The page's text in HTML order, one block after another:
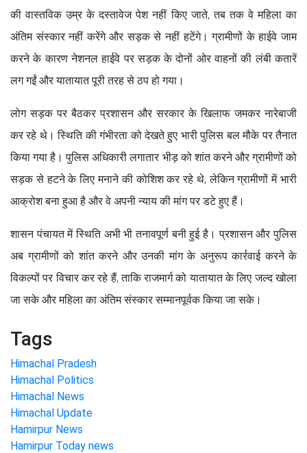
की वास्तविक उम्र के दस्तावेज पेश नहीं किए जाते, तब तक वे महिला का
अंतिम संस्कार नहीं करेंगे और सड़क से नहीं हटेंगे। ग्रामीणों के हाईवे जाम
करने के कारण नेशनल हाईवे पर सड़क के दोनों ओर वाहनों की लंबी कतारें
लग गईं और यातायात पूरी तरह से ठप हो गया।
लोग सड़क पर बैठकर प्रशासन और सरकार के खिलाफ जमकर नारेबाजी
कर रहे थे। स्थिति की गंभीरता को देखते हुए भारी पुलिस बल मौके पर तैनात
किया गया है। पुलिस अधिकारी लगातार भीड़ को शांत करने और ग्रामीणों को
सड़क से हटने के लिए मनाने की कोशिश कर रहे थे, लेकिन ग्रामीणों में भारी
आक्रोश बना हुआ है और वे अपनी न्याय की मांग पर डटे हुए हैं।
शासन पंचायत में स्थिति अभी भी तनावपूर्ण बनी हुई है। प्रशासन और पुलिस
अब ग्रामीणों को शांत करने और उनकी मांग के अनुरूप कार्रवाई करने के
विकल्पों पर विचार कर रहे हैं, ताकि राजमार्ग को यातायात के लिए जल्द खोला
जा सके और महिला का अंतिम संस्कार सम्मानपूर्वक किया जा सके।
Tags
Himachal Pradesh
Himachal Politics
Himachal News
Himachal Update
Hamirpur News
Hamirpur Today news